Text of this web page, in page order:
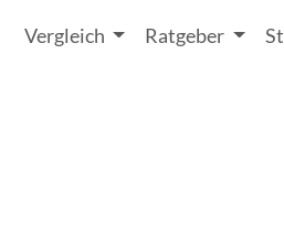
Vergleich Ratgeber